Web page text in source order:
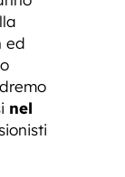
ed
nel